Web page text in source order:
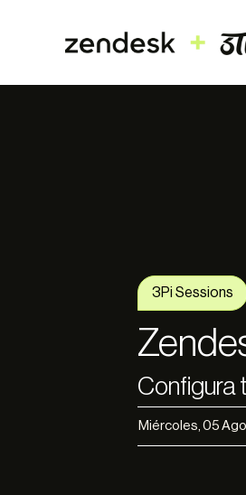
3Pi Sessions
Configura
Miércoles, 05